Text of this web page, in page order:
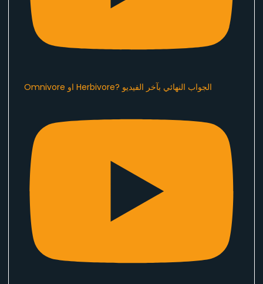
Omnivore او Herbivore? الجواب النهائي بآخر الفيديو